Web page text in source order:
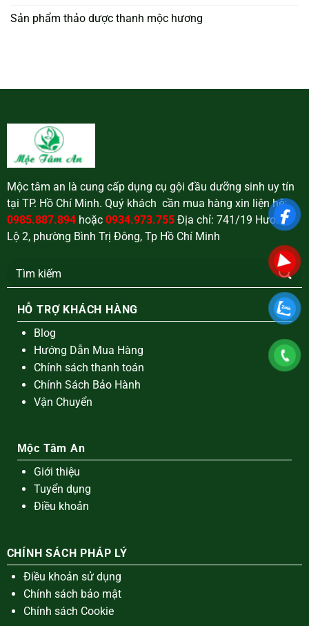
Sản phẩm thảo dược thanh mộc hương
Mộc tâm an là cung cấp dụng cụ gội đầu dưỡng sinh uy tín
tại TP. Hồ Chí Minh. Quý khách cần mua hàng xin liện hệ:
0985.887.894hoặc 0934.973.755Địa chỉ: 741/19 Hương
Lộ 2, phường Bình Trị Đông, Tp Hồ Chí Minh
Tìm
HỖ TRỢ KHÁCH HÀNG
Blog
Hướng Dẫn Mua Hàng
Chính sách thanh toán
Chính Sách Bảo Hành
Vận Chuyển
Mộc Tâm An
Giới thiệu
Tuyển dụng
Điều khoản
CHÍNH SÁCH PHÁP LÝ
Điều khoản sử dụng
Chính sách bảo mật
Chính sách Cookie